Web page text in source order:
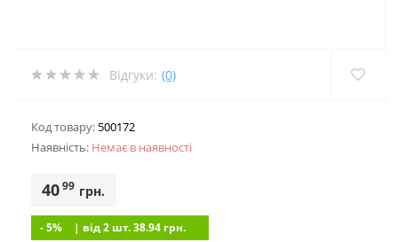
Відгуки: (0)
Код товару: 500172
Наявність: Немає в наявностi
4099 грн.
- 5% | вiд 2 шт. 38.94 грн.